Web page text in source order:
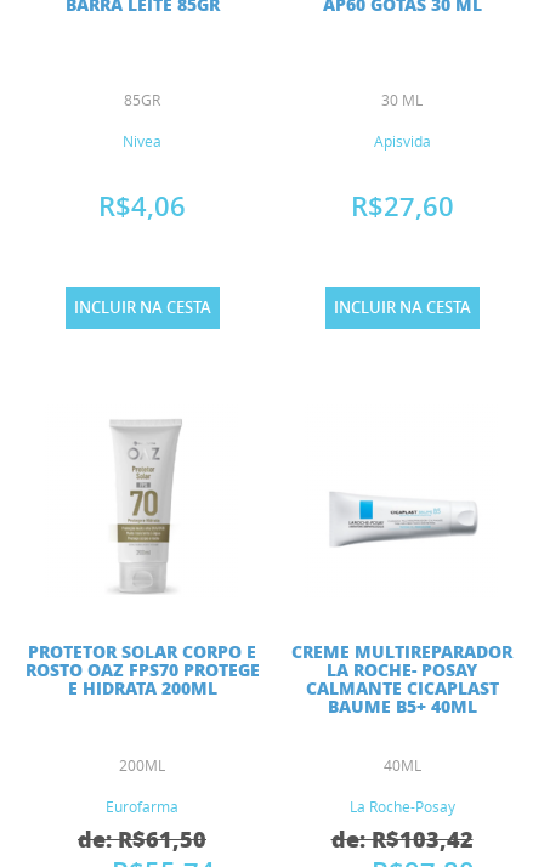
85GR
Nivea
R$4,06
INCLUIR NA CESTA
30 ML
Apisvida
R$27,60
INCLUIR NA CESTA
PROTETOR SOLAR CORPO E
ROSTO OAZ FPS70 PROTEGE
E HIDRATA 200ML
200ML
Eurofarma
de: R$61,50
CREME MULTIREPARADOR
LA ROCHE- POSAY
CALMANTE CICAPLAST
BAUME B5+ 40ML
40ML
La Roche-Posay
de: R$103,42